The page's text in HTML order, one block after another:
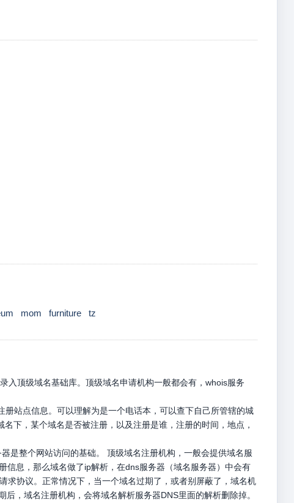
mom furniture tz
入顶级域名基础库。顶级域名申请机构一般都会有，whois服务
站点信息。可以理解为是一个电话本，可以查下自己所管辖的城
下，某个域名是否被注册，以及注册是谁，注册的时间，地点，
是整个网站访问的基础。 顶级域名注册机构，一般会提供域名服
息，那么域名做了ip解析，在dns服务器（域名服务器）中会有
协议。正常情况下，当一个域名过期了，或者别屏蔽了，域名机
，域名注册机构，会将域名解析服务器DNS里面的解析删除掉。